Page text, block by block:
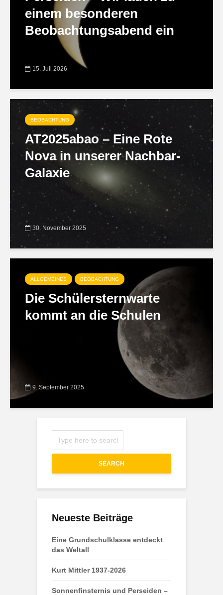
einem besonderen
Beobachtungsabend ein
15. Juli 2026
BEOBACHTUNG
AT2025abao – Eine Rote
Nova in unserer Nachbar-
Galaxie
30. November 2025
ALLGEMEINES BEOBACHTUNG
Die Schülersternwarte
kommt an die Schulen
9. September 2025
SEARCH
Neueste Beiträge
Eine Grundschulklasse entdeckt
das Weltall
Kurt Mittler 1937-2026
Sonnenfinsternis und Perseiden –